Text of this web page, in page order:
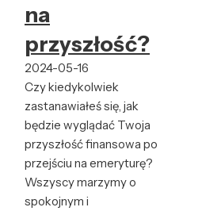
na
przyszłość?
2024-05-16
Czy kiedykolwiek
zastanawiałeś się, jak
będzie wyglądać Twoja
przyszłość finansowa po
przejściu na emeryturę?
Wszyscy marzymy o
spokojnym i